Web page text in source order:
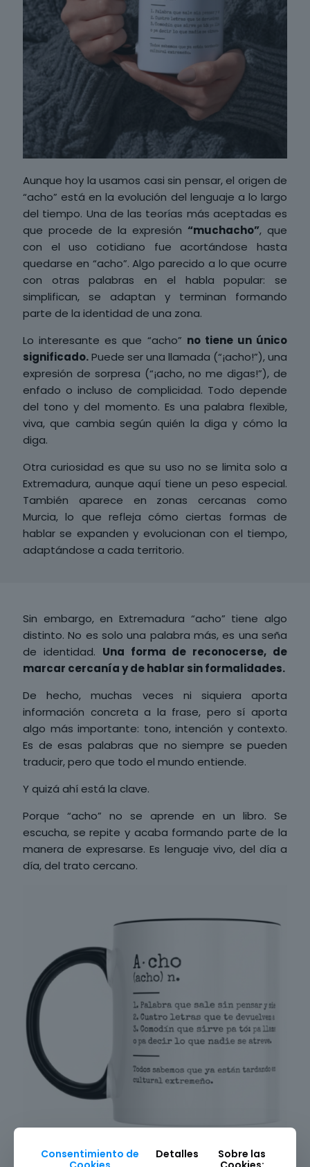
Aunque hoy la usamos casi sin pensar, el origen de
“acho” está en la evolución del lenguaje a lo largo
del tiempo. Una de las teorías más aceptadas es
que procede de la expresión “muchacho”, que
con el uso cotidiano fue acortándose hasta
quedarse en “acho”. Algo parecido a lo que ocurre
con otras palabras en el habla popular: se
simplifican, se adaptan y terminan formando
parte de la identidad de una zona.
Lo interesante es que “acho” no tiene un único
significado.Puede ser una llamada (“¡acho!”), una
expresión de sorpresa (“¡acho, no me digas!”), de
enfado o incluso de complicidad. Todo depende
del tono y del momento. Es una palabra flexible,
viva, que cambia según quién la diga y cómo la
diga.
Otra curiosidad es que su uso no se limita solo a
Extremadura, aunque aquí tiene un peso especial.
También aparece en zonas cercanas como
Murcia, lo que refleja cómo ciertas formas de
hablar se expanden y evolucionan con el tiempo,
adaptándose a cada territorio.
Sin embargo, en Extremadura “acho” tiene algo
distinto. No es solo una palabra más, es una seña
de identidad. Una forma de reconocerse, de
marcar cercanía y de hablar sin formalidades.
De hecho, muchas veces ni siquiera aporta
información concreta a la frase, pero sí aporta
algo más importante: tono, intención y contexto.
Es de esas palabras que no siempre se pueden
traducir, pero que todo el mundo entiende.
Y quizá ahí está la clave.
Porque “acho” no se aprende en un libro. Se
escucha, se repite y acaba formando parte de la
manera de expresarse. Es lenguaje vivo, del día a
día, del trato cercano.
Consentimiento de
Detalles
Sobre las